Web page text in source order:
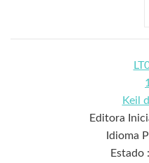
Keil
Editora
Idioma
Estado